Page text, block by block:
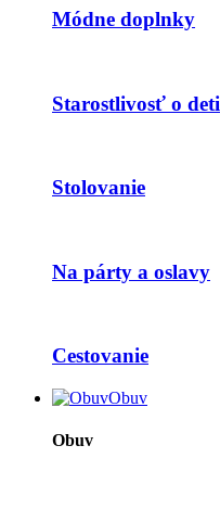
Módne doplnky
Starostlivosť o deti
Stolovanie
Na párty a oslavy
Cestovanie
Obuv
Obuv